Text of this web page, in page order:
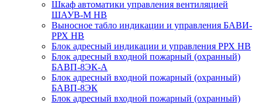
Шкаф автоматики управления вентиляцией
ШАУВ-М НВ
Выносное табло индикации и управления БАВИ-
РРХ НВ
Блок адресный индикации и управления РРХ НВ
Блок адресный входной пожарный (охранный)
БАВП-8ЭК-А
Блок адресный входной пожарный (охранный)
БАВП-8ЭК
Блок адресный входной пожарный (охранный)